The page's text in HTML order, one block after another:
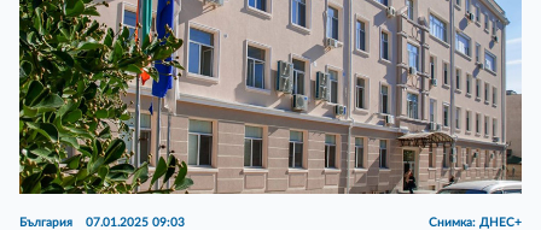
България 07.01.2025 09:03 Снимка: ДНЕС+